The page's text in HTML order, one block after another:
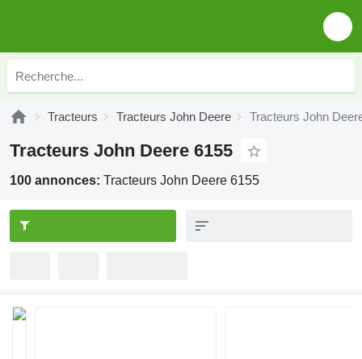
Tracteurs Tracteurs John Deere Tracteurs John
Tracteurs John Deere 6155
100 annonces: Tracteurs John Deere 6155